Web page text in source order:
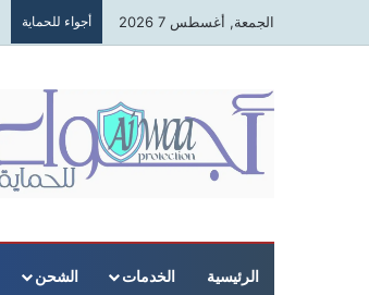
الجمعة, أغسطس 7 2026 أجواء للحماية
الرئيسية الخدمات الشحن